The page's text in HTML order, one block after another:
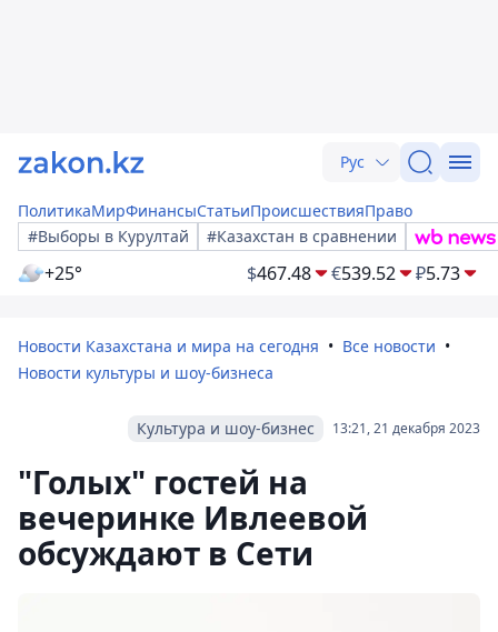
Рус
ПолитикаМирФинансыСтатьиПроисшествияПраво
#Выборы в Курултай
#Казахстан в сравнении
+25° $467.48 €539.52 ₽5.73
Новости Казахстана и мира на сегодня
Все новости
Новости культуры и шоу-бизнеса
13:21, 21 декабря 2023
Культура и шоу-бизнес
"Голых" гостей на
вечеринке Ивлеевой
обсуждают в Сети